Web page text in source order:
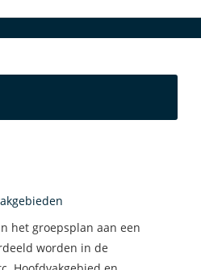
het groepsplan aan een
worden in de